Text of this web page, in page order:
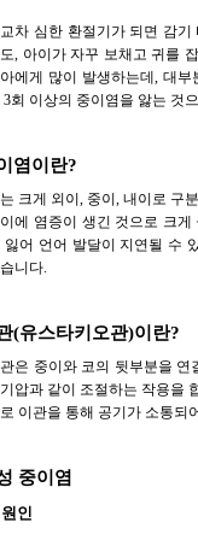
차 심한 환절기가 되면 감
, 아이가 자꾸 보채고 귀를
에게 많이 발생하는데, 대
3회 이상의 중이염을 앓는 것
염이란?
크게 외이, 중이, 내이로 구
에 염증이 생긴 것으로 크
잃어 언어 발달이 지연될 수
니다.
(유스타키오관)이란?
은 중이와 코의 뒷부분을
압과 같이 조절하는 작용을
이관을 통해 공기가 소통되
중이염
인